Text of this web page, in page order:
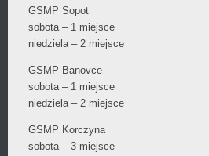
GSMP Sopot
sobota – 1 miejsce
niedziela – 2 miejsce
GSMP Banovce
sobota – 1 miejsce
niedziela – 2 miejsce
GSMP Korczyna
sobota – 3 miejsce